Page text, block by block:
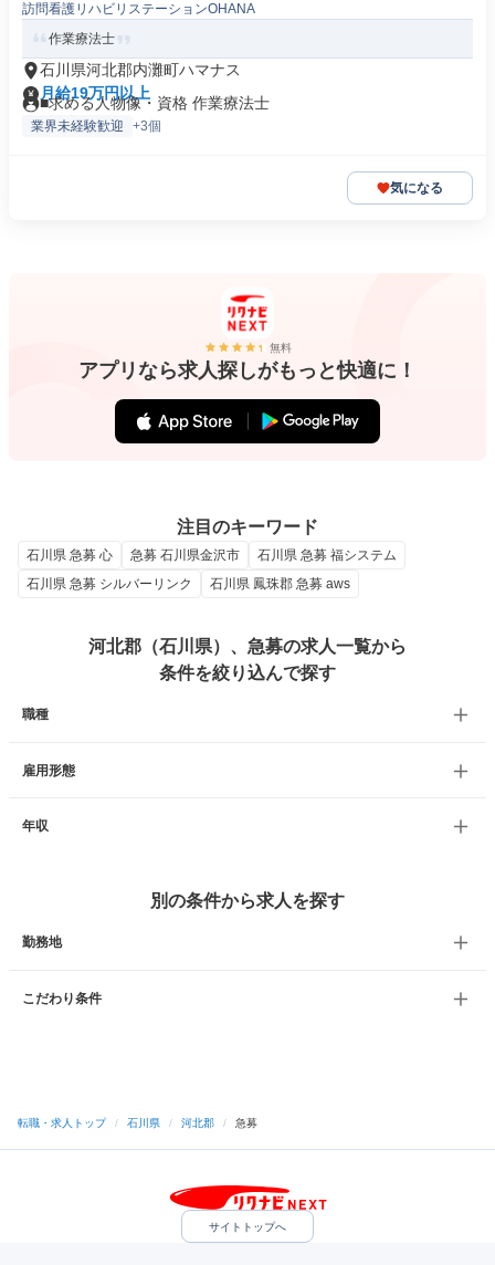
訪問看護リハビリステーションOHANA
作業療法士
石川県河北郡内灘町ハマナス
月給19万円以上
■求める人物像・資格 作業療法士
業界未経験歓迎 +3個
気になる
無料
アプリなら求人探しがもっと快適に！
注目のキーワード
石川県 急募 心 急募 石川県金沢市
石川県 急募 福システム
石川県 急募 シルバーリンク
石川県 鳳珠郡 急募 aws
河北郡（石川県）、急募の求人一覧から
条件を絞り込んで探す
職種
雇用形態
年収
別の条件から求人を探す
勤務地
こだわり条件
転職・求人トップ / 石川県 / 河北郡 / 急募
サイトトップへ